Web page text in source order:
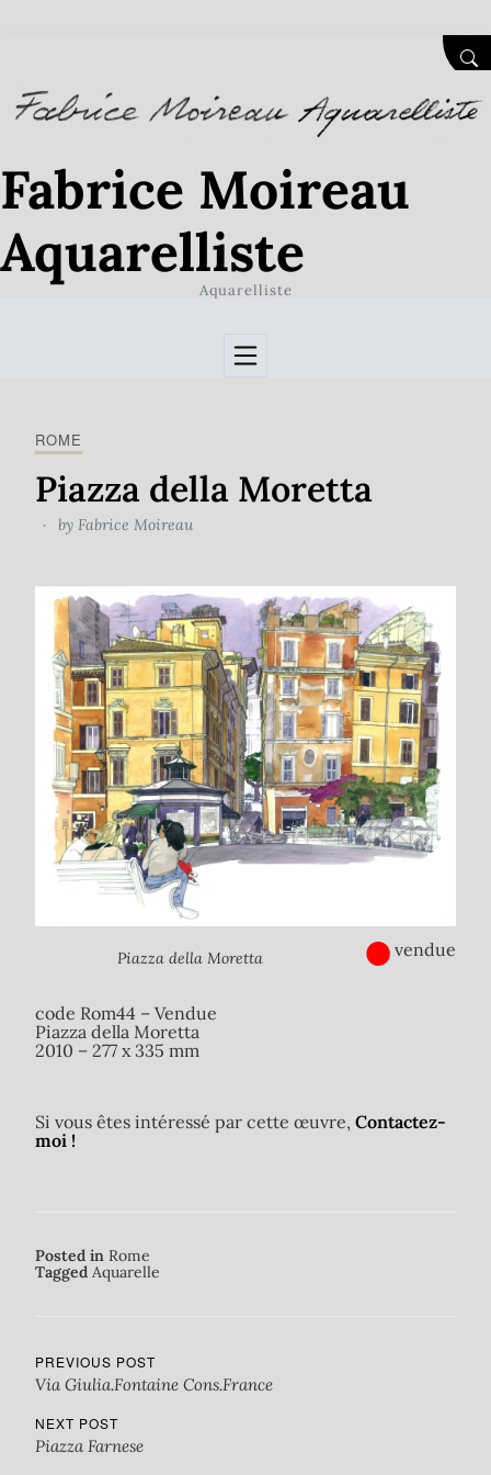
Fabrice Moireau
Aquarelliste
Aquarelliste
ROME
Piazza della Moretta
by Fabrice Moireau
Piazza della Moretta ●vendue
code Rom44 – Vendue
Piazza della Moretta
2010 – 277 x 335 mm
Si vous êtes intéressé par cette œuvre, Contactez-
moi !
Posted in Rome
Tagged Aquarelle
PREVIOUS POST
Via Giulia.Fontaine Cons.France
NEXT POST
Piazza Farnese